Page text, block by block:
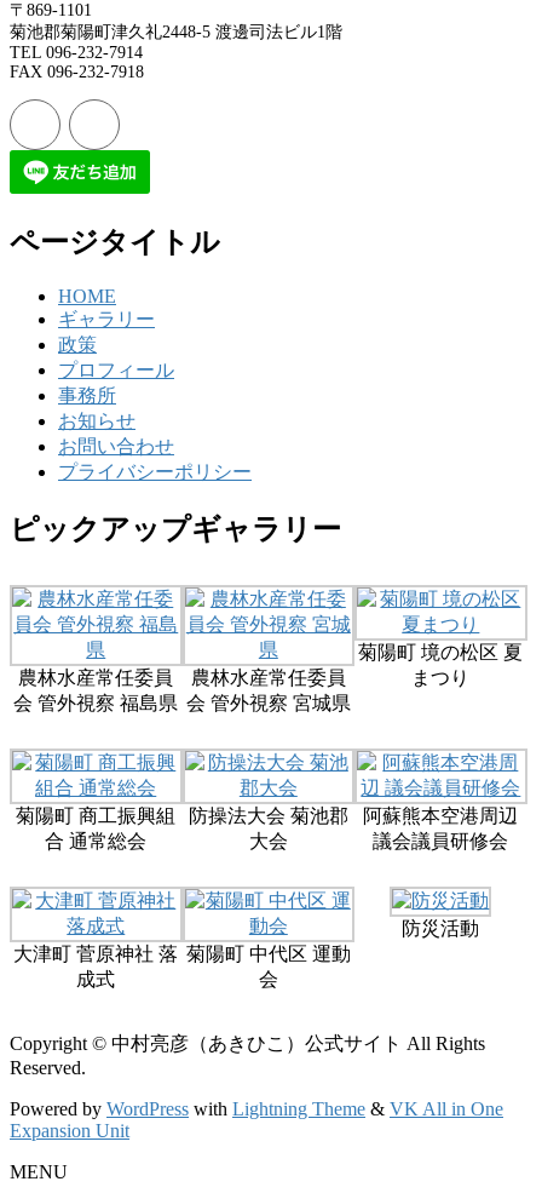
〒869-1101
菊池郡菊陽町津久礼2448-5 渡邊司法ビル1階
TEL 096-232-7914
FAX 096-232-7918
ページタイトル
HOME
ギャラリー
政策
プロフィール
事務所
お知らせ
お問い合わせ
プライバシーポリシー
ピックアップギャラリー
農林水産常任委員
会 管外視察 福島県
農林水産常任委員
会 管外視察 宮城県
菊陽町 境の松区 夏
まつり
菊陽町 商工振興組
合 通常総会
防操法大会 菊池郡
大会
阿蘇熊本空港周辺
議会議員研修会
大津町 菅原神社 落
成式
菊陽町 中代区 運動
会
防災活動
Copyright © 中村亮彦（あきひこ）公式サイト All Rights
Reserved.
Powered by WordPress with Lightning Theme & VK All in One
Expansion Unit
MENU